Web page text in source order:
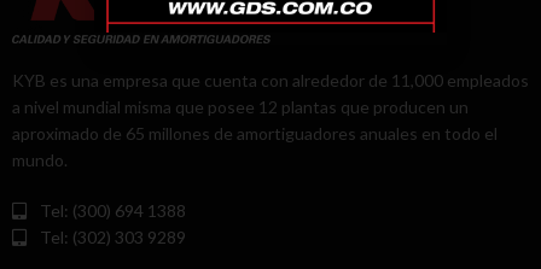
KYB es una empresa que cuenta con alrededor de 11,000 empleados
a nivel mundial misma que posee 12 plantas que producen un
aproximado de 65 millones de amortiguadores anuales en todo el
mundo.
Tel: (300) 694 1388
Tel: (302) 303 9289